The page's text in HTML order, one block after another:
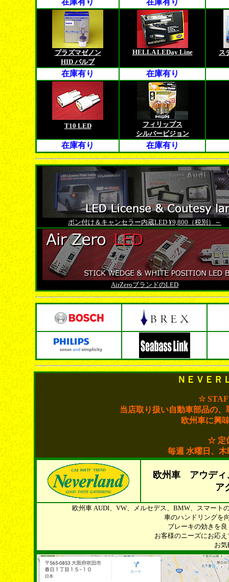
在庫有り 在庫有り
プラズマゼノン
HID バルブ
HELLA LEDay Line ス
在庫有り 在庫有り
T10 LED
フィリップス
シルバービジョン
在庫有り 在庫有り
ポン付け＆キャンセラー内蔵LED ¥9,800（税別）～
AirZeroブランドのLED
ＮＥＶＥＲ
☆
当店取り扱い自動車部品の
欧州車に興
☆ 定
毎週 水曜日、
欧州車 アウディ
ア
欧州車 AUDI、VW、メルセデス、BMW、スマート
車のハンドリングを
ブレーキの効きを
お客様のニーズにお応
お